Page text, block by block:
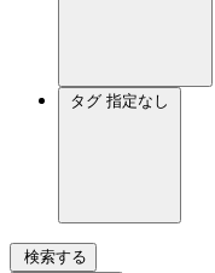
タグ 指定なし
検索する